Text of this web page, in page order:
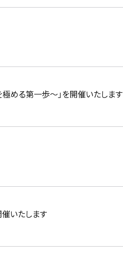
極める第一歩～」を開催いたします
催いたします